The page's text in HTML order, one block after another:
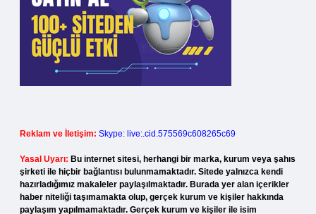
Reklam ve İletişim: Skype: live:.cid.575569c608265c69
Yasal Uyarı: Bu internet sitesi, herhangi bir marka, kurum veya şahıs
şirketi ile hiçbir bağlantısı bulunmamaktadır. Sitede yalnızca kendi
hazırladığımız makaleler paylaşılmaktadır. Burada yer alan içerikler
haber niteliği taşımamakta olup, gerçek kurum ve kişiler hakkında
paylaşım yapılmamaktadır. Gerçek kurum ve kişiler ile isim